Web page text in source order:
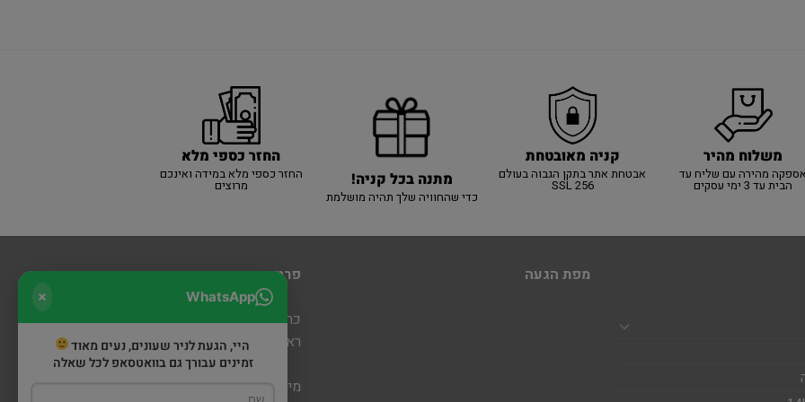
משלוח מהיר
מהירה עם שליח עד
הבית עד 3 ימי עסקים
קניה מאובטחת
אבטחת אתר בתקן הגבוה בעולם
SSL 256 מתנה בכל קניה!
כדי שהחוויה שלך תהיה מושלמת
החזר כספי מלא
החזר כספי מלא במידה ואינכם
מרוצים
מפת הגעה פרטי יצירת קשר
כרמיאל: מעלה כמון 5 קניון חוצות
ראש פינה: דרך הגליל 6 (מתחם שופינה)
מייל:
WhatsApp
היי, הגעת לניר שעונים, נעים מאוד
זמינים עבורך גם בוואטסאפ לכל שאלה